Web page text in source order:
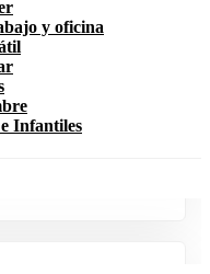
y oficina
Infantiles